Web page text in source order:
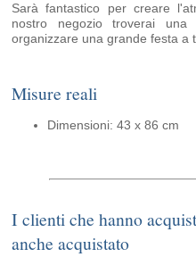
Sarà fantastico per creare
nostro negozio troverai
organizzare una grande festa a
Misure reali
Dimensioni: 43 x 86 cm
I clienti che hanno
anche acquistato